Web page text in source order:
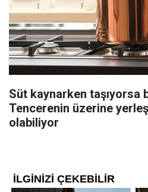
Süt kaynarken taşıyorsa
Tencerenin üzerine
olabiliyor